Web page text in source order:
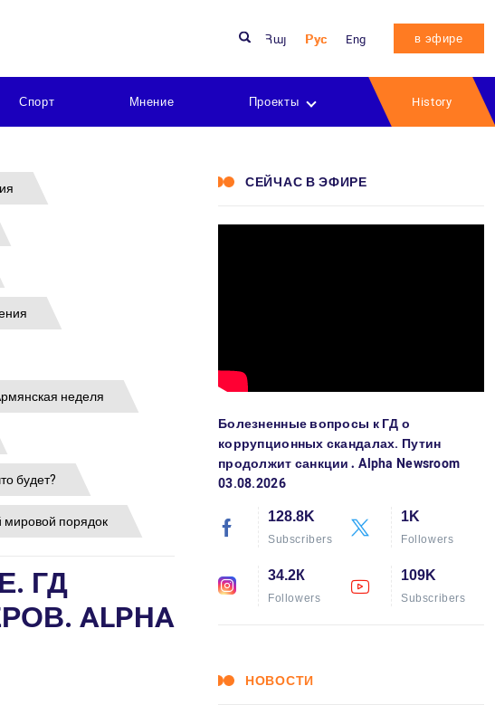
Հայ Рус Eng в эфире
Спорт Мнение Проекты History
неделя
будет?
мировой порядок
ГД
ALPHA
СЕЙЧАС В ЭФИРЕ
Болезненные вопросы к ГД о
коррупционных скандалах. Путин
продолжит санкции․ Alpha Newsroom
03.08.2026
128.8K
Subscribers
1K
Followers
34.2К
Followers
109K
Subscribers
НОВОСТИ